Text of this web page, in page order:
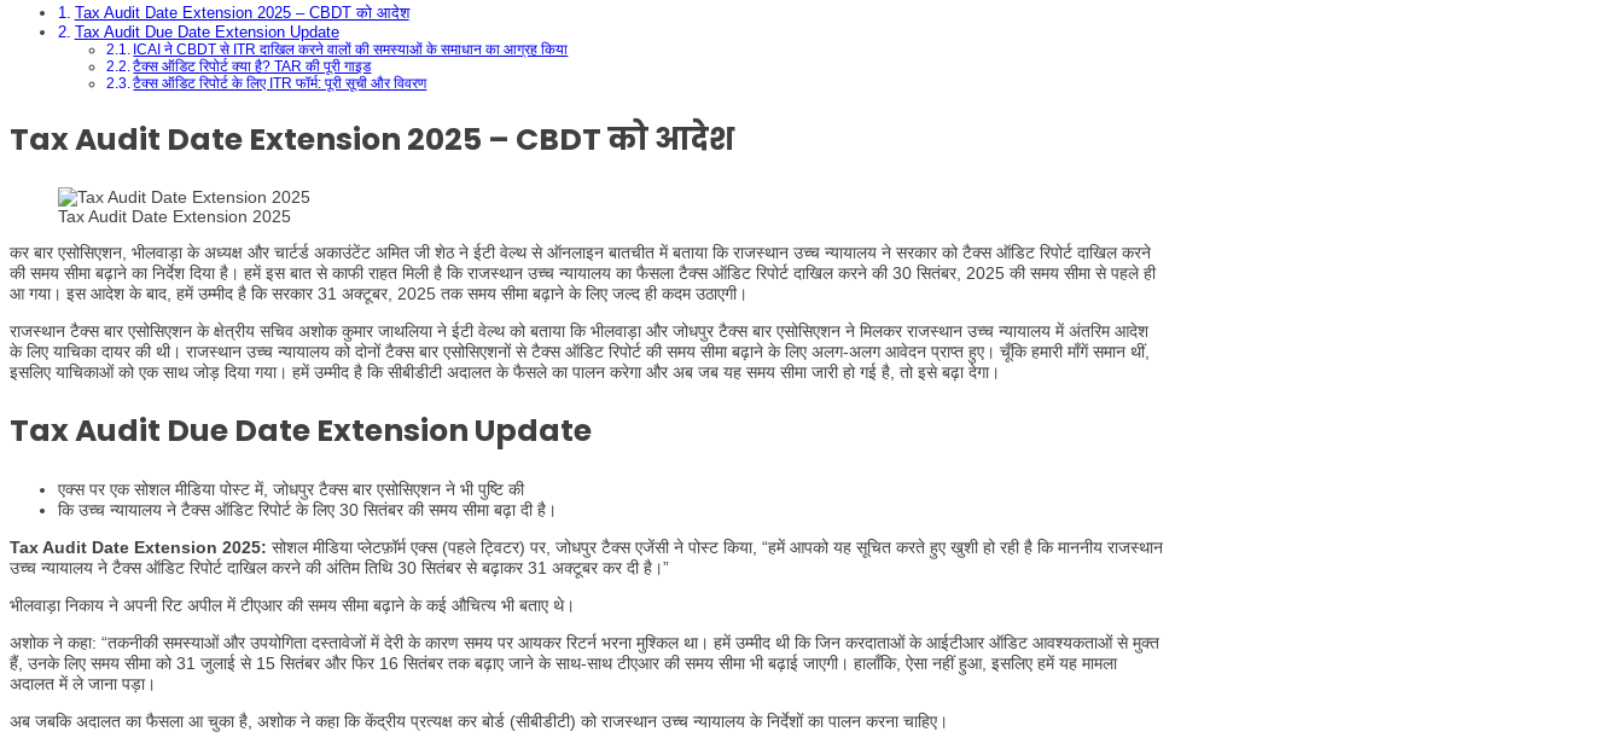
Tax Audit Date Extension 2025 – CBDT को आदेश
Tax Audit Due Date Extension Update
ICAI ने CBDT से ITR दाखिल करने वालों की समस्याओं के समाधान का आग्रह किया
टैक्स ऑडिट रिपोर्ट क्या है? TAR की पूरी गाइड
टैक्स ऑडिट रिपोर्ट के लिए ITR फॉर्म: पूरी सूची और विवरण
Tax Audit Date Extension 2025 – CBDT को आदेश
Tax Audit Date Extension 2025
कर बार एसोसिएशन, भीलवाड़ा के अध्यक्ष और चार्टर्ड अकाउंटेंट अमित जी शेठ ने ईटी वेल्थ से ऑनलाइन बातचीत में बताया कि राजस्थान उच्च न्यायालय ने सरकार को टैक्स ऑडिट रिपोर्ट दाखिल करने
की समय सीमा बढ़ाने का निर्देश दिया है। हमें इस बात से काफी राहत मिली है कि राजस्थान उच्च न्यायालय का फैसला टैक्स ऑडिट रिपोर्ट दाखिल करने की 30 सितंबर, 2025 की समय सीमा से पहले ही
आ गया। इस आदेश के बाद, हमें उम्मीद है कि सरकार 31 अक्टूबर, 2025 तक समय सीमा बढ़ाने के लिए जल्द ही कदम उठाएगी।
राजस्थान टैक्स बार एसोसिएशन के क्षेत्रीय सचिव अशोक कुमार जाथलिया ने ईटी वेल्थ को बताया कि भीलवाड़ा और जोधपुर टैक्स बार एसोसिएशन ने मिलकर राजस्थान उच्च न्यायालय में अंतरिम आदेश
के लिए याचिका दायर की थी। राजस्थान उच्च न्यायालय को दोनों टैक्स बार एसोसिएशनों से टैक्स ऑडिट रिपोर्ट की समय सीमा बढ़ाने के लिए अलग-अलग आवेदन प्राप्त हुए। चूँकि हमारी माँगें समान थीं,
इसलिए याचिकाओं को एक साथ जोड़ दिया गया। हमें उम्मीद है कि सीबीडीटी अदालत के फैसले का पालन करेगा और अब जब यह समय सीमा जारी हो गई है, तो इसे बढ़ा देगा।
Tax Audit Due Date Extension Update
एक्स पर एक सोशल मीडिया पोस्ट में, जोधपुर टैक्स बार एसोसिएशन ने भी पुष्टि की
कि उच्च न्यायालय ने टैक्स ऑडिट रिपोर्ट के लिए 30 सितंबर की समय सीमा बढ़ा दी है।
Tax Audit Date Extension 2025: सोशल मीडिया प्लेटफ़ॉर्म एक्स (पहले ट्विटर) पर, जोधपुर टैक्स एजेंसी ने पोस्ट किया, “हमें आपको यह सूचित करते हुए खुशी हो रही है कि माननीय राजस्थान
उच्च न्यायालय ने टैक्स ऑडिट रिपोर्ट दाखिल करने की अंतिम तिथि 30 सितंबर से बढ़ाकर 31 अक्टूबर कर दी है।”
भीलवाड़ा निकाय ने अपनी रिट अपील में टीएआर की समय सीमा बढ़ाने के कई औचित्य भी बताए थे।
अशोक ने कहा: “तकनीकी समस्याओं और उपयोगिता दस्तावेजों में देरी के कारण समय पर आयकर रिटर्न भरना मुश्किल था। हमें उम्मीद थी कि जिन करदाताओं के आईटीआर ऑडिट आवश्यकताओं से मुक्त
हैं, उनके लिए समय सीमा को 31 जुलाई से 15 सितंबर और फिर 16 सितंबर तक बढ़ाए जाने के साथ-साथ टीएआर की समय सीमा भी बढ़ाई जाएगी। हालाँकि, ऐसा नहीं हुआ, इसलिए हमें यह मामला
अदालत में ले जाना पड़ा।
अब जबकि अदालत का फैसला आ चुका है, अशोक ने कहा कि केंद्रीय प्रत्यक्ष कर बोर्ड (सीबीडीटी) को राजस्थान उच्च न्यायालय के निर्देशों का पालन करना चाहिए।